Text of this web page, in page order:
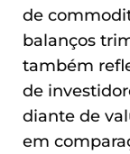
de
balanços
também
de
diante de
em